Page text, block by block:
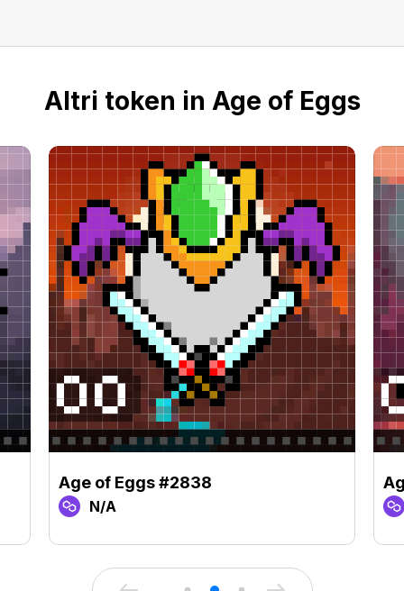
Altri token in Age of Eggs
Age of Eggs #2838
N/A